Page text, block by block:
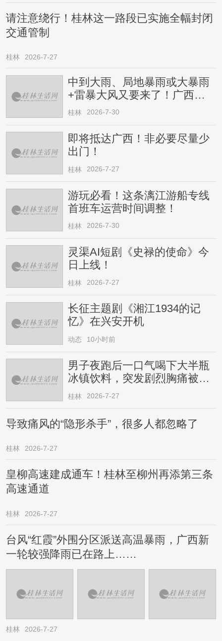
请注意绕行！桂林这一路段已实施全幅封闭
交通管制
桂林 2026-7-27
中到大雨、局地暴雨或大暴雨
+雷暴大风又要来了！广西人
请注意
桂林 2026-7-30
即将抵达广西！非必要尽量少
出门！
桂林 2026-7-27
游玩必看！这条漓江游船专线
首班车运营时间调整！
桂林 2026-7-30
灵渠AI短剧《史禄的使命》今
日上线！
桂林 2026-7-27
长征主题剧《湘江1934的记
忆》在兴安开机
动态 10小时前
男子夜跑后一口气喝下大半瓶
冰镇饮料，突发剧烈胸痛被送
医！医生提醒→
桂林 2026-7-27
导致痛风的“隐形杀手”，很多人都忽略了
桂林 2026-7-27
皇柳高速建成通车！桂林至柳州再添第三条
高速通道
桂林 2026-7-27
台风“红霞”外围分区派送高温暴雨，广西新
一轮较强降雨已在路上……
桂林 2026-7-27